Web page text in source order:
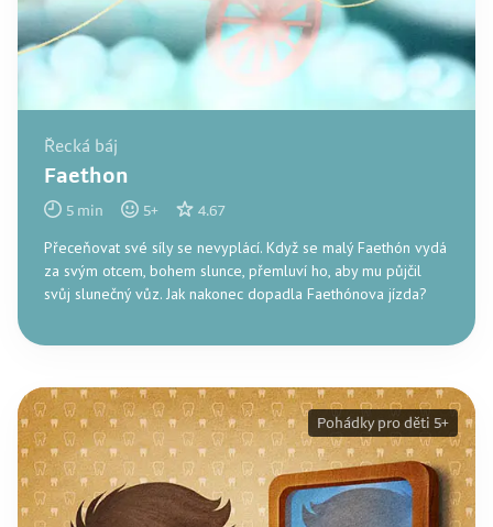
Řecká báj
Faethon
5 min 5+ 4.67
Přeceňovat své síly se nevyplácí. Když se malý Faethón vydá
za svým otcem, bohem slunce, přemluví ho, aby mu půjčil
svůj slunečný vůz. Jak nakonec dopadla Faethónova jízda?
Pohádky pro děti 5+